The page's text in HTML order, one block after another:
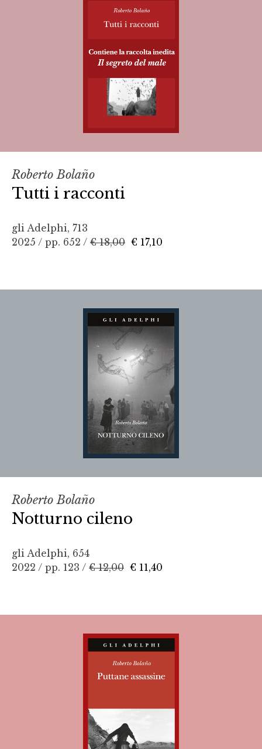
Roberto Bolaño
Tutti i racconti
gli Adelphi, 713
2025 / pp. 652 / € 18,00 € 17,10
Roberto Bolaño
Notturno cileno
gli Adelphi, 654
2022 / pp. 123 / € 12,00 € 11,40